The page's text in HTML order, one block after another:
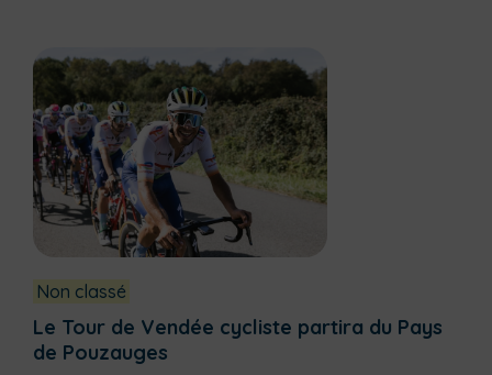
Non classé
Le Tour de Vendée cycliste partira du Pays
de Pouzauges